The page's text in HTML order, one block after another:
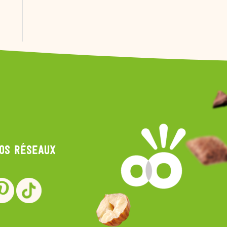
réseaux